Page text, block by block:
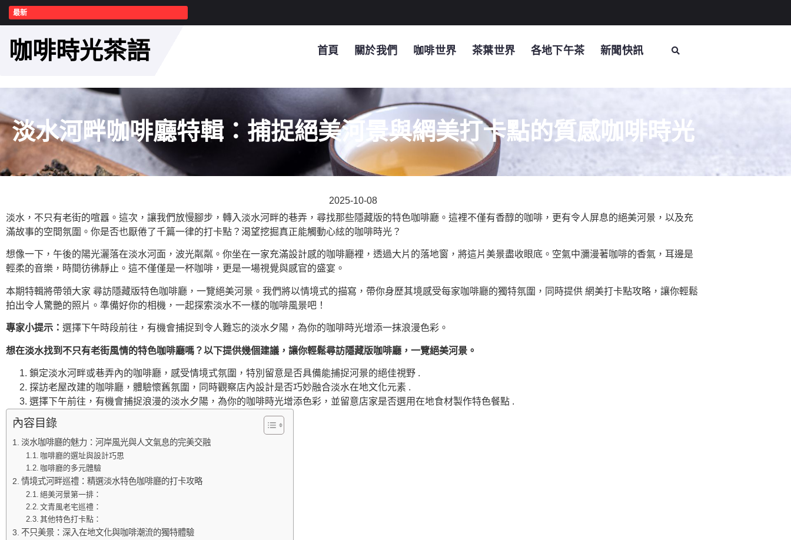
最新
咖啡時光茶語 首頁 關於我們 咖啡世界 茶葉世界 各地下午茶 新聞快訊
淡水河畔咖啡廳特輯：捕捉絕美河景與網美打卡點的質感咖啡時光
2025-10-08
淡水，不只有老街的喧囂。這次，讓我們放慢腳步，轉入淡水河畔的巷弄，尋找那些隱藏版的特色咖啡廳。這裡不僅有香醇的咖啡，更有令人屏息的絕美河景，以及充
滿故事的空間氛圍。你是否也厭倦了千篇一律的打卡點？渴望挖掘真正能觸動心絃的咖啡時光？
想像一下，午後的陽光灑落在淡水河面，波光粼粼。你坐在一家充滿設計感的咖啡廳裡，透過大片的落地窗，將這片美景盡收眼底。空氣中瀰漫著咖啡的香氣，耳邊是
輕柔的音樂，時間彷彿靜止。這不僅僅是一杯咖啡，更是一場視覺與感官的盛宴。
本期特輯將帶領大家 尋訪隱藏版特色咖啡廳，一覽絕美河景。我們將以情境式的描寫，帶你身歷其境感受每家咖啡廳的獨特氛圍，同時提供 網美打卡點攻略，讓你輕鬆
拍出令人驚艷的照片。準備好你的相機，一起探索淡水不一樣的咖啡風景吧！
專家小提示： 選擇下午時段前往，有機會捕捉到令人難忘的淡水夕陽，為你的咖啡時光增添一抹浪漫色彩。
想在淡水找到不只有老街風情的特色咖啡廳嗎？以下提供幾個建議，讓你輕鬆尋訪隱藏版咖啡廳，一覽絕美河景。
鎖定淡水河畔或巷弄內的咖啡廳，感受情境式氛圍，特別留意是否具備能捕捉河景的絕佳視野 .
探訪老屋改建的咖啡廳，體驗懷舊氛圍，同時觀察店內設計是否巧妙融合淡水在地文化元素 .
選擇下午前往，有機會捕捉浪漫的淡水夕陽，為你的咖啡時光增添色彩，並留意店家是否選用在地食材製作特色餐點 .
內容目錄
淡水咖啡廳的魅力：河岸風光與人文氣息的完美交融
咖啡廳的選址與設計巧思
咖啡廳的多元體驗
情境式河畔巡禮：精選淡水特色咖啡廳的打卡攻略
絕美河景第一排：
文青風老宅巡禮：
其他特色打卡點：
不只美景：深入在地文化與咖啡潮流的獨特體驗